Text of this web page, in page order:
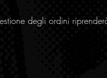
degli ordini